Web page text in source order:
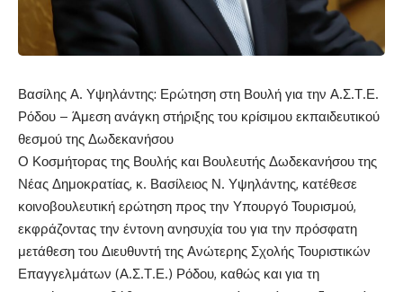
Βασίλης Α. Υψηλάντης: Ερώτηση στη Βουλή για την Α.Σ.Τ.Ε.
Ρόδου – Άμεση ανάγκη στήριξης του κρίσιμου εκπαιδευτικού
θεσμού της Δωδεκανήσου
Ο Κοσμήτορας της Βουλής και Βουλευτής Δωδεκανήσου της
Νέας Δημοκρατίας, κ. Βασίλειος Ν. Υψηλάντης, κατέθεσε
κοινοβουλευτική ερώτηση προς την Υπουργό Τουρισμού,
εκφράζοντας την έντονη ανησυχία του για την πρόσφατη
μετάθεση του Διευθυντή της Ανώτερης Σχολής Τουριστικών
Επαγγελμάτων (Α.Σ.Τ.Ε.) Ρόδου, καθώς και για τη